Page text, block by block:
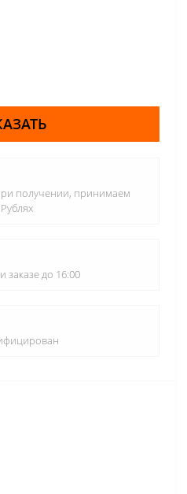
получении, принимаем
заказе до 16:00